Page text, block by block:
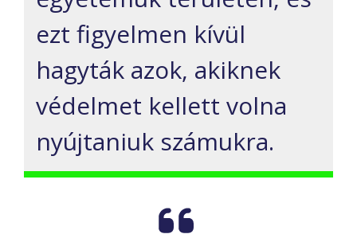
ezt figyelmen kívül
hagyták azok, akiknek
védelmet kellett volna
nyújtaniuk számukra.